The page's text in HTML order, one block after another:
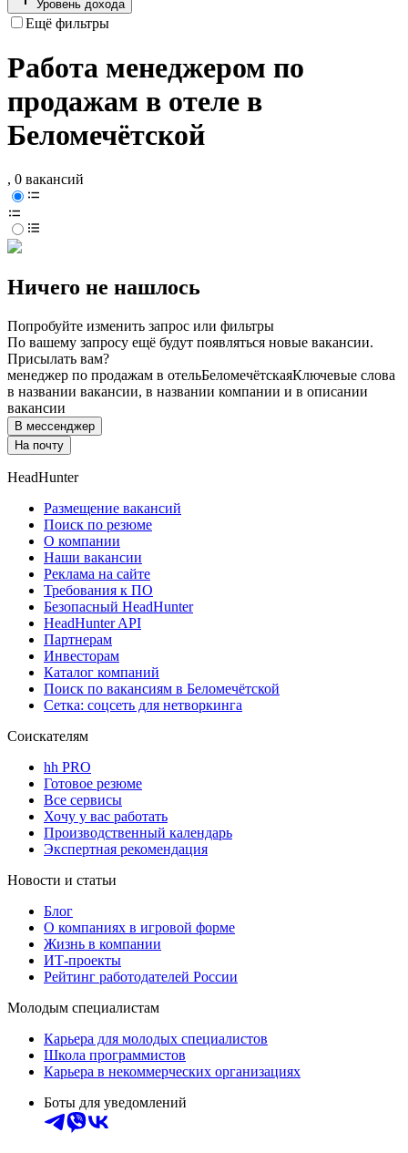
Уровень дохода
Ещё фильтры
Работа менеджером по
продажам в отеле в
Беломечётской
, 0 вакансий
Ничего не нашлось
Попробуйте изменить запрос или фильтры
По вашему запросу ещё будут появляться новые вакансии.
Присылать вам?
менеджер по продажам в отельБеломечётскаяКлючевые слова
в названии вакансии, в названии компании и в описании
вакансии
В мессенджер
На почту
HeadHunter
Размещение вакансий
Поиск по резюме
О компании
Наши вакансии
Реклама на сайте
Требования к ПО
Безопасный HeadHunter
HeadHunter API
Партнерам
Инвесторам
Каталог компаний
Поиск по вакансиям в Беломечётской
Сетка: соцсеть для нетворкинга
Соискателям
hh PRO
Готовое резюме
Все сервисы
Хочу у вас работать
Производственный календарь
Экспертная рекомендация
Новости и статьи
Блог
О компаниях в игровой форме
Жизнь в компании
ИТ-проекты
Рейтинг работодателей России
Молодым специалистам
Карьера для молодых специалистов
Школа программистов
Карьера в некоммерческих организациях
Боты для уведомлений